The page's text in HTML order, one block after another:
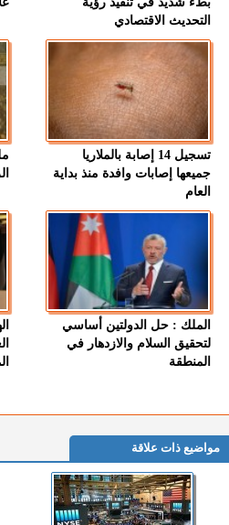
التحديث الاقتصادي
تسجيل 14 إصابة بالملاريا
جميعها إصابات وافدة منذ بداية
العام
الملك : حل الدولتين أساسي
لتحقيق السلام والازدهار في
المنطقة
مواضيع ذات علاقة